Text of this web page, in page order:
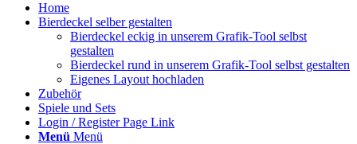
Home
Bierdeckel selber gestalten
Bierdeckel eckig in unserem Grafik-Tool selbst
gestalten
Bierdeckel rund in unserem Grafik-Tool selbst gestalten
Eigenes Layout hochladen
Zubehör
Spiele und Sets
Login / Register Page Link
Menü Menü